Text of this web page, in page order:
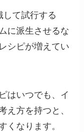
して試行する
に派生させるな
シピが増えてい
はいつでも、イ
え方を持つと、
くなります。